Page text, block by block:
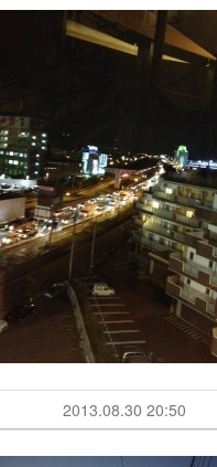
2013.08.30 20:50